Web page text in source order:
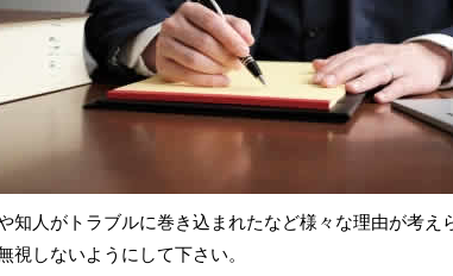
知人がトラブルに巻き込まれたなど様々な理由が考え
視しないようにして下さい。